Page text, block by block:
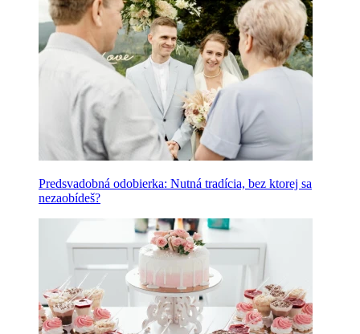
Predsvadobná odobierka: Nutná tradícia, bez ktorej sa
nezaobídeš?